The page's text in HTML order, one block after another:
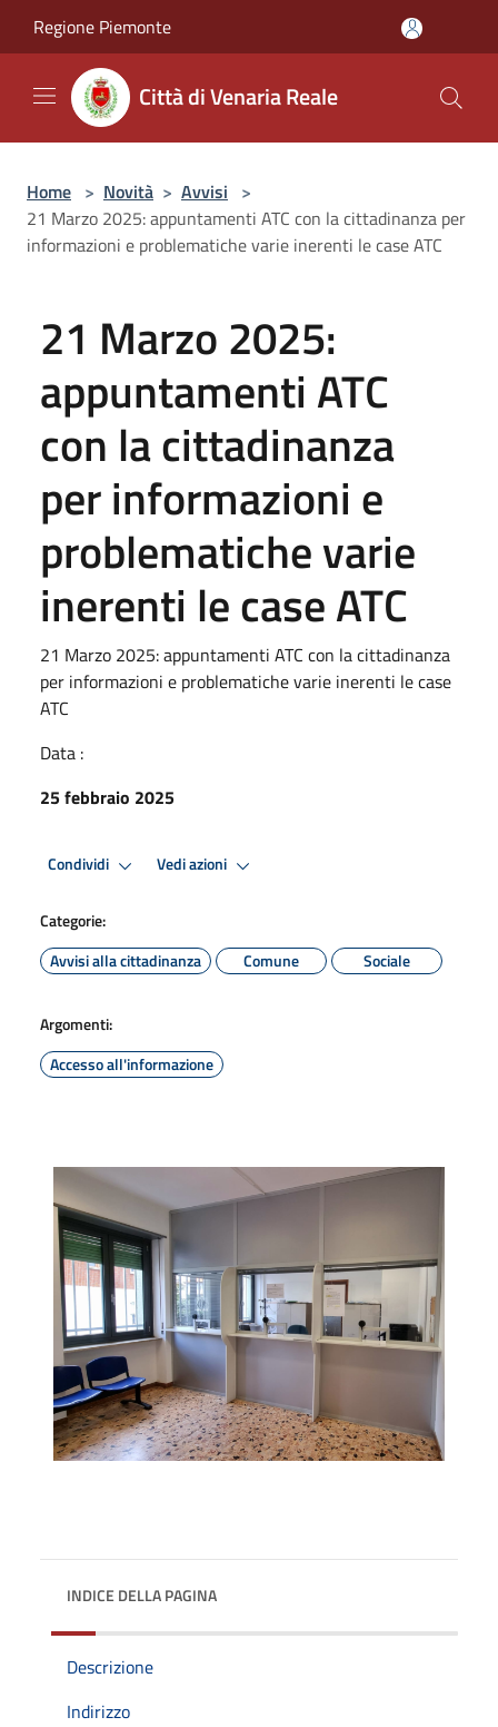
Regione Piemonte
Città di Venaria Reale
Home > Novità > Avvisi >
21 Marzo 2025: appuntamenti ATC con la cittadinanza per
informazioni e problematiche varie inerenti le case ATC
21 Marzo 2025:
appuntamenti ATC
con la cittadinanza
per informazioni e
problematiche varie
inerenti le case ATC
21 Marzo 2025: appuntamenti ATC con la cittadinanza
per informazioni e problematiche varie inerenti le case
ATC
Data :
25 febbraio 2025
Condividi Vedi azioni
Categorie:
Avvisi alla cittadinanza
Comune Sociale
Argomenti:
Accesso all'informazione
INDICE DELLA PAGINA
Descrizione
Indirizzo